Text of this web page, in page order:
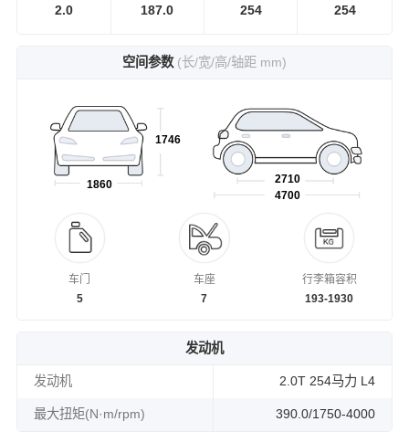
2.0
187.0
254
254
空间参数 (长/宽/高/轴距 mm)
1860
1746
4700
2710
车门
5
车座
7
行李箱容积
193-1930
发动机
发动机 2.0T 254马力 L4
最大扭矩(N·m/rpm) 390.0/1750-4000